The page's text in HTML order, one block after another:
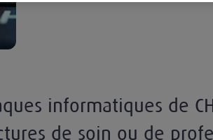
informatiques de
de soin ou de